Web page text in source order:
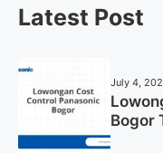
Latest Post
July 4,
Bogor